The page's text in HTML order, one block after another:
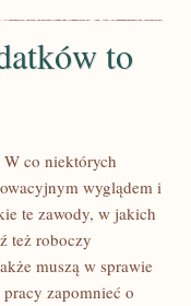
to
co niektórych
wyglądem i
te zawody, w jakich
też roboczy
muszą w sprawie
zapomnieć o